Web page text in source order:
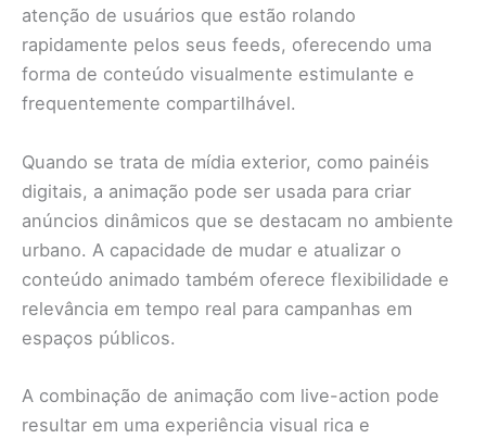
atenção de usuários que estão rolando
rapidamente pelos seus feeds, oferecendo uma
forma de conteúdo visualmente estimulante e
frequentemente compartilhável.
Quando se trata de mídia exterior, como painéis
digitais, a animação pode ser usada para criar
anúncios dinâmicos que se destacam no ambiente
urbano. A capacidade de mudar e atualizar o
conteúdo animado também oferece flexibilidade e
relevância em tempo real para campanhas em
espaços públicos.
A combinação de animação com live-action pode
resultar em uma experiência visual rica e